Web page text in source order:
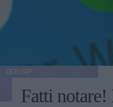
Fatti notare!